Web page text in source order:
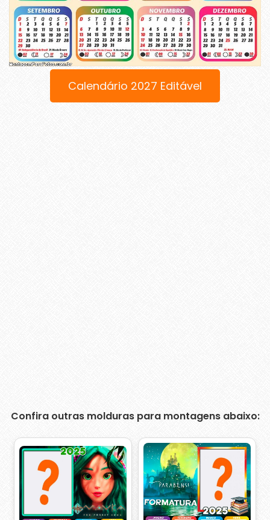
Calendário 2027 Editável
Confira outras molduras para montagens abaixo: